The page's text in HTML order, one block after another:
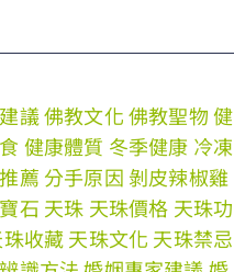
議佛教文化佛教聖物健
健康體質 冬季健康 冷凍
薦分手原因剝皮辣椒雞
石 天珠 天珠價格 天珠功
收藏天珠文化 天珠禁忌